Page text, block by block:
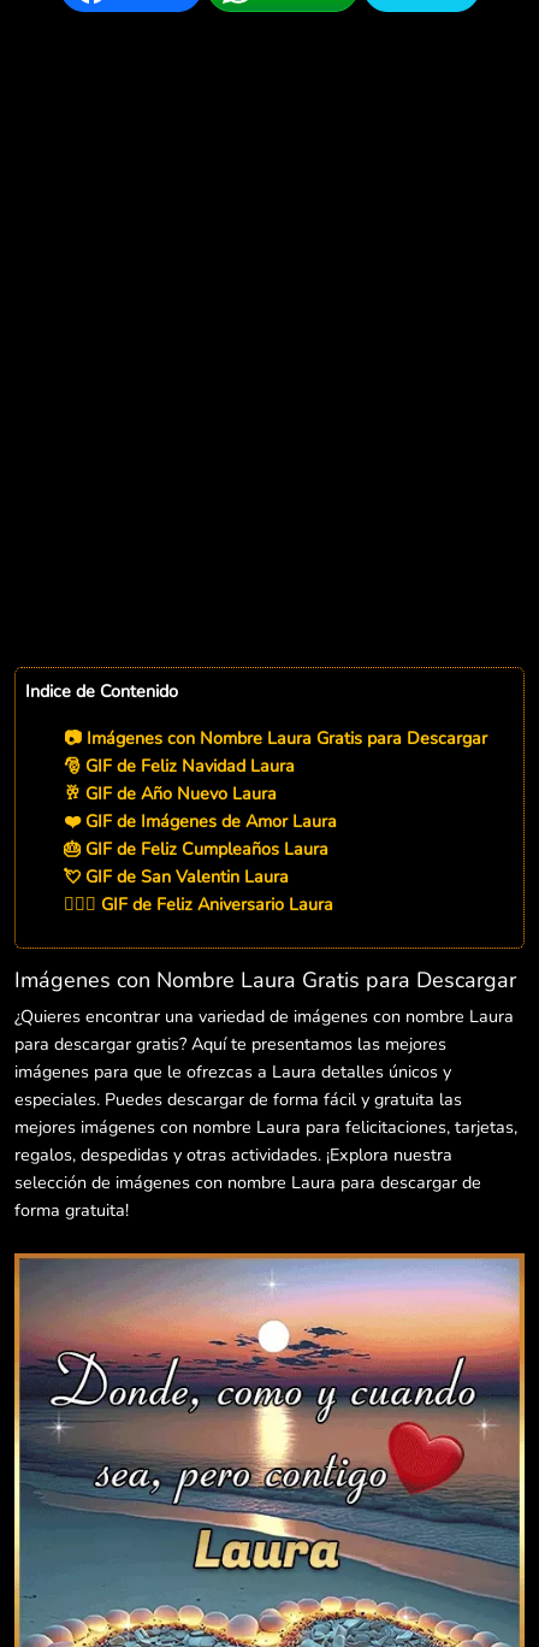
Indice de Contenido
📷 Imágenes con Nombre Laura Gratis para Descargar
🎅 GIF de Feliz Navidad Laura
🥂 GIF de Año Nuevo Laura
❤️ GIF de Imágenes de Amor Laura
🎂 GIF de Feliz Cumpleaños Laura
💘 GIF de San Valentin Laura
👨‍❤️‍👨 GIF de Feliz Aniversario Laura
Imágenes con Nombre Laura Gratis para Descargar
¿Quieres encontrar una variedad de imágenes con nombre Laura
para descargar gratis? Aquí te presentamos las mejores
imágenes para que le ofrezcas a Laura detalles únicos y
especiales. Puedes descargar de forma fácil y gratuita las
mejores imágenes con nombre Laura para felicitaciones, tarjetas,
regalos, despedidas y otras actividades. ¡Explora nuestra
selección de imágenes con nombre Laura para descargar de
forma gratuita!